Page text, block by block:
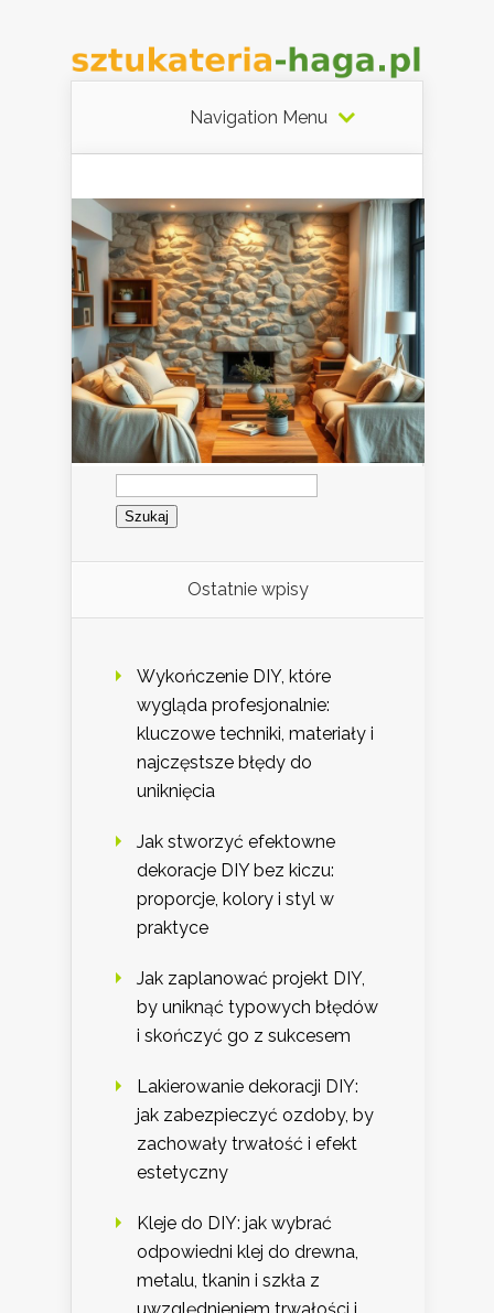
Navigation Menu
Szukaj:
Ostatnie wpisy
Wykończenie DIY, które
wygląda profesjonalnie:
kluczowe techniki, materiały i
najczęstsze błędy do
uniknięcia
Jak stworzyć efektowne
dekoracje DIY bez kiczu:
proporcje, kolory i styl w
praktyce
Jak zaplanować projekt DIY,
by uniknąć typowych błędów
i skończyć go z sukcesem
Lakierowanie dekoracji DIY:
jak zabezpieczyć ozdoby, by
zachowały trwałość i efekt
estetyczny
Kleje do DIY: jak wybrać
odpowiedni klej do drewna,
metalu, tkanin i szkła z
uwzględnieniem trwałości i